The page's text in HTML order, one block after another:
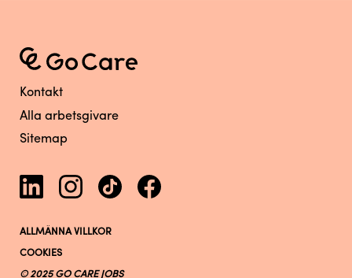
Kontakt
Alla arbetsgivare
Sitemap
© 2025 GO CARE JOBS
ALLMÄNNA VILLKOR
COOKIES